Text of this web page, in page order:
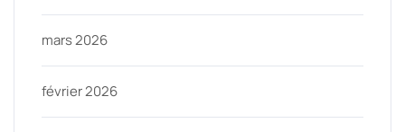
mars 2026
février 2026